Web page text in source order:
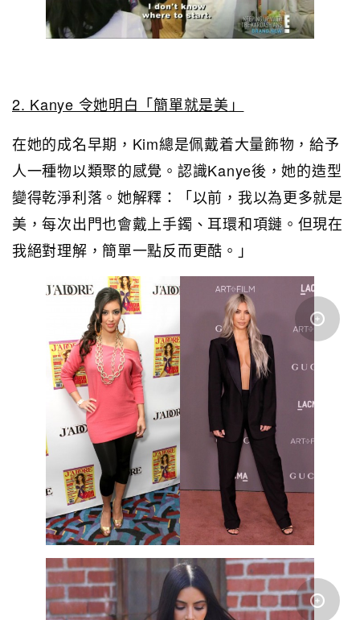
2. Kanye 令她明白「簡單就是美」
在她的成名早期，Kim總是佩戴着大量飾物，給予
人一種物以類聚的感覺。認識Kanye後，她的造型
變得乾淨利落。她解釋：「以前，我以為更多就是
美，每次出門也會戴上手鐲、耳環和項鏈。但現在
我絕對理解，簡單一點反而更酷。」